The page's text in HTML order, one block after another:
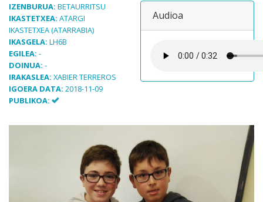
IZENBURUA: BETAURRITSU
IKASTETXEA: ATARGI
IKASTETXEA (ATARRABIA)
IKASGELA: LH6B
EGILEA: -
DOINUA: -
IRAKASLEA: XABIER TERREROS
IGOERA DATA: 2018-11-09
PUBLIKOA:
Audioa